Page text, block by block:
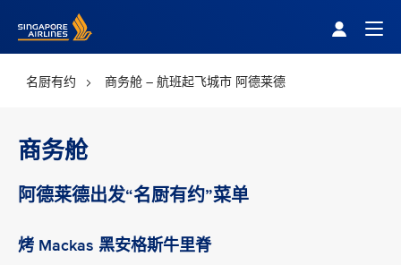
名厨有约 商务舱 – 航班起飞城市 阿德莱德
商务舱
阿德莱德出发“名厨有约”菜单
烤 Mackas 黑安格斯牛里脊